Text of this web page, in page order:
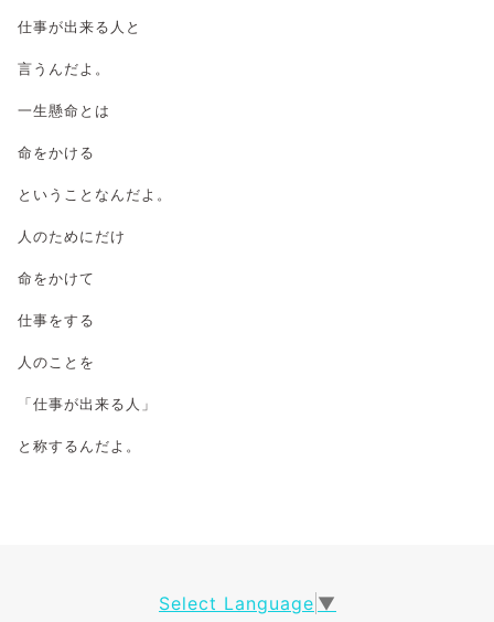
仕事が出来る人と
言うんだよ。
一生懸命とは
命をかける
ということなんだよ。
人のために だけ
命をかけて
仕事をする
人のことを
「仕事が出来る人」
と称するんだよ。
Select Language ▼